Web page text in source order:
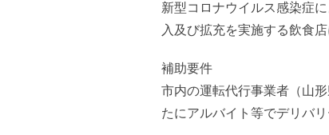
新型コロナウイルス感染症
入及び拡充を実施する飲食
補助要件
市内の運転代行事業者（山
たにアルバイト等でデリバ